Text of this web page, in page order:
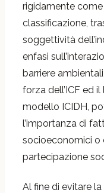
rigidamente
classificazione,
soggettività
enfasi
barriere
forza dell’ICF ed
modello ICIDH,
l’importanza di
socioeconomici o
partecipazione
Al fine di evitare